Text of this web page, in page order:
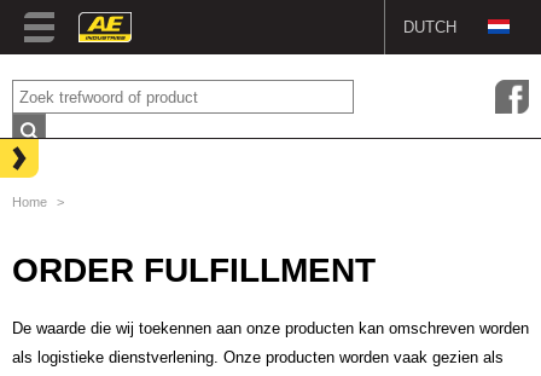
DUTCH
GERMAN
Home >
ORDER FULFILLMENT
De waarde die wij toekennen aan onze producten kan omschreven worden
als logistieke dienstverlening. Onze producten worden vaak gezien als